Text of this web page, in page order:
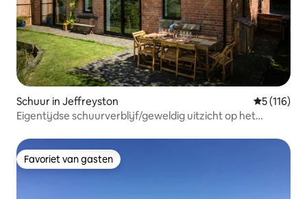
Schuur in Jeffreyston
5 (116)
Eigentijdse schuurverblijf/geweldig uitzicht op het
Favoriet van gasten
Favoriet van gasten